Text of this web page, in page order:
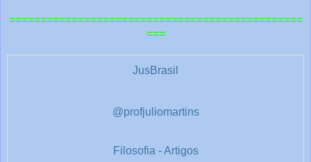
a
1
===============================================
===
JusBrasil
@profjuliomartins
Filosofia - Artigos